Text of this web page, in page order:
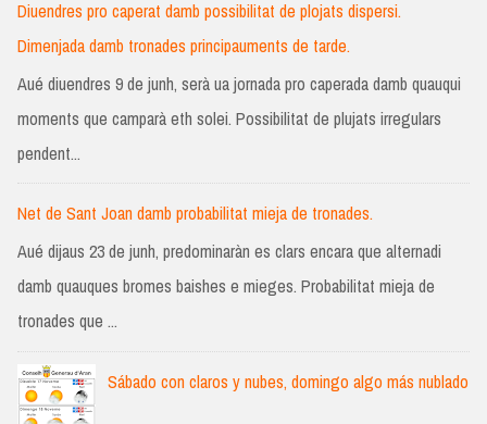
Diuendres pro caperat damb possibilitat de plojats dispersi.
Dimenjada damb tronades principauments de tarde.
Aué diuendres 9 de junh, serà ua jornada pro caperada damb quauqui
moments que camparà eth solei. Possibilitat de plujats irregulars
pendent...
Net de Sant Joan damb probabilitat mieja de tronades.
Aué dijaus 23 de junh, predominaràn es clars encara que alternadi
damb quauques bromes baishes e mieges. Probabilitat mieja de
tronades que ...
Sábado con claros y nubes, domingo algo más nublado